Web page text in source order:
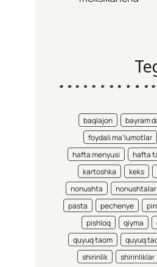
baqlajon bayram
foydali ma'lumotlar
hafta menyusi
hafta
kartoshka
keks
nonushta
nonushtalar
pasta
pechenye
pishloq
qiyma
quyuq taom
quyuq
shirinlik
shirinliklar